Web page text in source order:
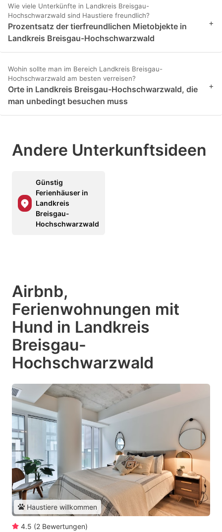
Wie viele Unterkünfte in Landkreis Breisgau-
Hochschwarzwald sind Haustiere freundlich?
Prozentsatz der tierfreundlichen Mietobjekte in
Landkreis Breisgau-Hochschwarzwald
+
Wohin sollte man im Bereich Landkreis Breisgau-
Hochschwarzwald am besten verreisen?
Orte in Landkreis Breisgau-Hochschwarzwald, die
man unbedingt besuchen muss
+
Andere Unterkunftsideen
Günstig
Ferienhäuser in
Landkreis
Breisgau-
Hochschwarzwald
Airbnb,
Ferienwohnungen mit
Hund in Landkreis
Breisgau-
Hochschwarzwald
Haustiere willkommen
4.5 (2 Bewertungen)